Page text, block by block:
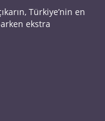
Türkiye’nin en
ekstra